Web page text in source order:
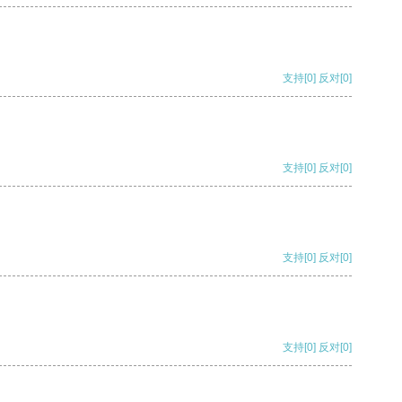
支持[0] 反对[0]
支持[0] 反对[0]
支持[0] 反对[0]
支持[0] 反对[0]